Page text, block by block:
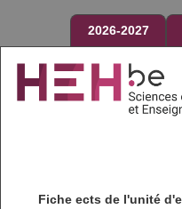
2026-2027
Fiche ects de l'unité